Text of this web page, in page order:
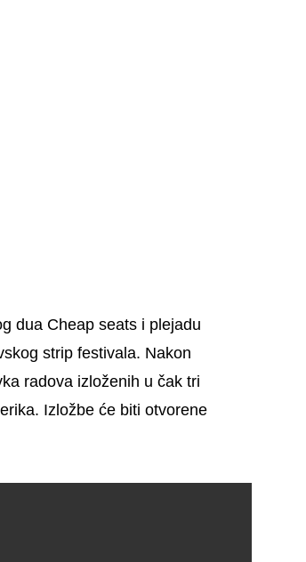
dua Cheap seats i plejadu
strip festivala. Nakon
radova izloženih u čak tri
Izložbe će biti otvorene